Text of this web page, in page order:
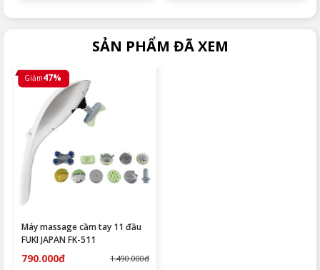
SẢN PHẨM ĐÃ XEM
Giảm47%
Máy massage cầm tay 11 đầu
FUKI JAPAN FK-511
790.000đ
1.490.000đ